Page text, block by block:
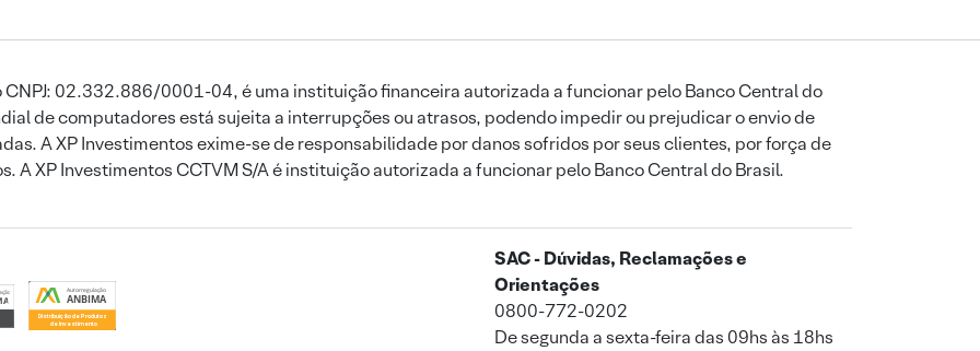
CNPJ: 02.332.886/0001-04, é uma instituição financeira autorizada a funcionar pelo Banco Central do
de computadores está sujeita a interrupções ou atrasos, podendo impedir ou prejudicar o envio de
A XP Investimentos exime-se de responsabilidade por danos sofridos por seus clientes, por força de
A XP Investimentos CCTVM S/A é instituição autorizada a funcionar pelo Banco Central do Brasil.
SAC - Dúvidas, Reclamações e
Orientações
0800-772-0202
De segunda a sexta-feira das 09hs às 18hs